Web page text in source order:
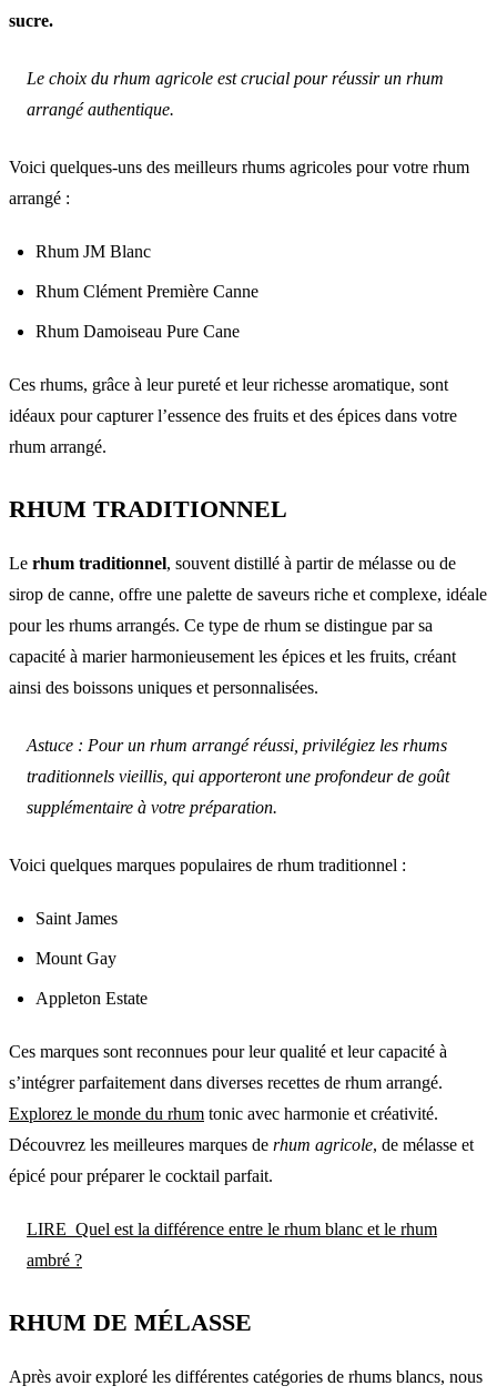
sucre.
Le choix du rhum agricole est crucial pour réussir un rhum
arrangé authentique.
Voici quelques-uns des meilleurs rhums agricoles pour votre rhum
arrangé :
Rhum JM Blanc
Rhum Clément Première Canne
Rhum Damoiseau Pure Cane
Ces rhums, grâce à leur pureté et leur richesse aromatique, sont
idéaux pour capturer l’essence des fruits et des épices dans votre
rhum arrangé.
RHUM TRADITIONNEL
Le rhum traditionnel, souvent distillé à partir de mélasse ou de
sirop de canne, offre une palette de saveurs riche et complexe, idéale
pour les rhums arrangés. Ce type de rhum se distingue par sa
capacité à marier harmonieusement les épices et les fruits, créant
ainsi des boissons uniques et personnalisées.
Astuce : Pour un rhum arrangé réussi, privilégiez les rhums
traditionnels vieillis, qui apporteront une profondeur de goût
supplémentaire à votre préparation.
Voici quelques marques populaires de rhum traditionnel :
Saint James
Mount Gay
Appleton Estate
Ces marques sont reconnues pour leur qualité et leur capacité à
s’intégrer parfaitement dans diverses recettes de rhum arrangé.
Explorez le monde du rhum tonic avec harmonie et créativité.
Découvrez les meilleures marques de rhum agricole, de mélasse et
épicé pour préparer le cocktail parfait.
LIRE Quel est la différence entre le rhum blanc et le rhum
ambré ?
RHUM DE MÉLASSE
Après avoir exploré les différentes catégories de rhums blancs, nous